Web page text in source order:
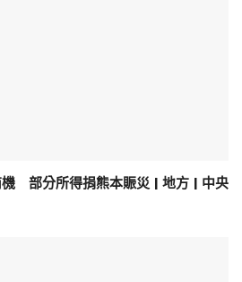
機 部分所得捐熊本賑災 | 地方 | 中央